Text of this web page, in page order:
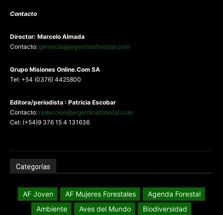
Contacto
Director: Marcelo Almada
Contacto: gerencia@argentinaforestal.com
Grupo Misiones Online.Com SA
Tel: +54 (0376) 4425800
Editora/periodista : Patricia Escobar
Contacto: redaccion@argentinaforestal.com
Cel: (+54)9 376 15 4 131636
Categorías
AF Joven AF Mujeres Forestales
Agenda Forestal
Ambiente
Aves del Mundo
Biodiversidad